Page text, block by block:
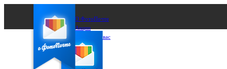
О ФотоПочте
Акции
Сделаем за вас
Бизнесу
FAQ
Франшиза